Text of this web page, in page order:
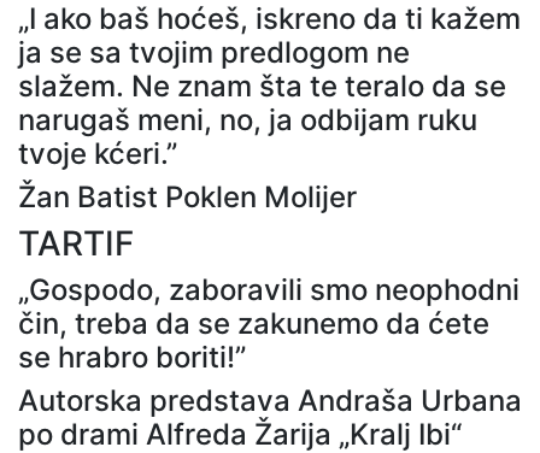
„I ako baš hoćeš, iskreno da ti kažem
ja se sa tvojim predlogom ne
slažem. Ne znam šta te teralo da se
narugaš meni, no, ja odbijam ruku
tvoje kćeri.”
Žan Batist Poklen Molijer
TARTIF
„Gospodo, zaboravili smo neophodni
čin, treba da se zakunemo da ćete
se hrabro boriti!”
Autorska predstava Andraša Urbana
po drami Alfreda Žarija „Kralj Ibi“